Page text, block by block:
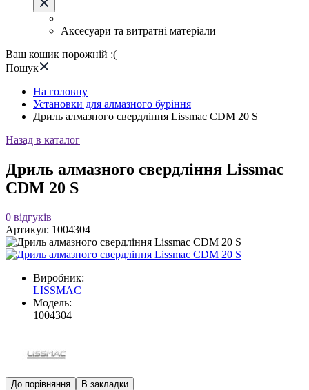
Аксесуари та витратні матеріали
Ваш кошик порожній :(
Пошук
На головну
Установки для алмазного буріння
Дриль алмазного свердління Lissmac CDM 20 S
Назад в каталог
Дриль алмазного свердління Lissmac
CDM 20 S
0 відгуків
Артикул: 1004304
Виробник:
LISSMAC
Модель:
1004304
До порівняння В закладки